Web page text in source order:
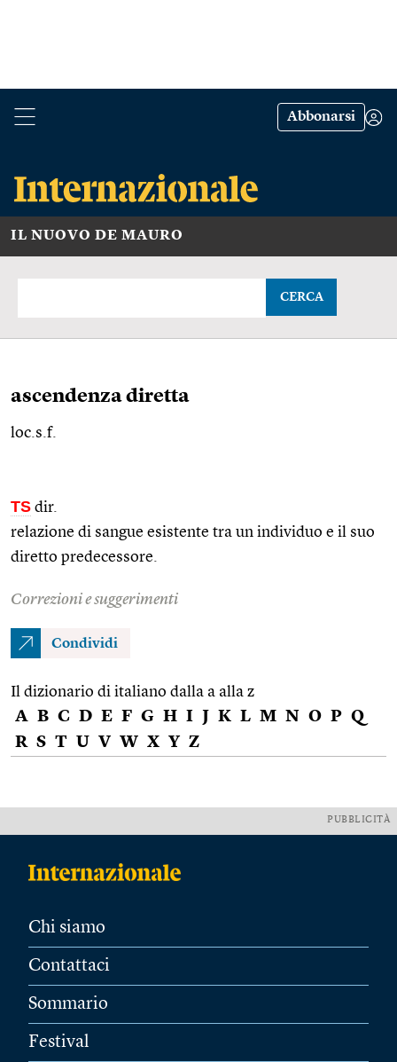
Abbonarsi
IL NUOVO DE MAURO
CERCA
ascendenza diretta
loc.s.f.
TS dir.
relazione di sangue esistente tra un individuo e il suo
diretto predecessore.
Correzioni e suggerimenti
Condividi
Il dizionario di italiano dalla a alla z
A B C D E F G H I J K L M N O P Q
R S T U V W X Y Z
PUBBLICITÀ
Chi siamo
Contattaci
Sommario
Festival